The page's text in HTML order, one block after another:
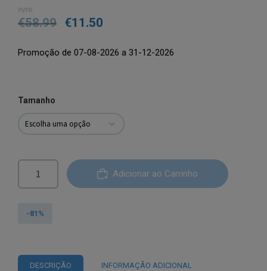
PVPR
€58.99 €11.50
Promoção de 07-08-2026 a 31-12-2026
Tamanho
Vermelho
Adicionar ao Carrinho
-81%
DESCRIÇÃO INFORMAÇÃO ADICIONAL